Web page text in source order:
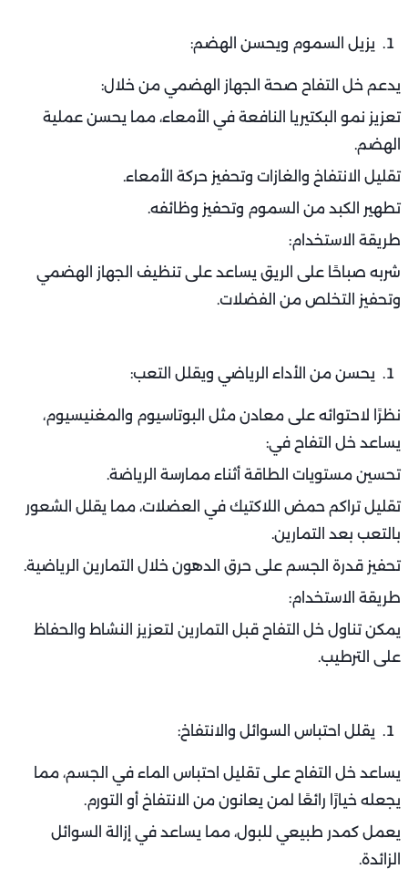
يزيل السموم ويحسن الهضم:
يدعم خل التفاح صحة الجهاز الهضمي من خلال:
تعزيز نمو البكتيريا النافعة في الأمعاء، مما يحسن عملية
الهضم.
تقليل الانتفاخ والغازات وتحفيز حركة الأمعاء.
تطهير الكبد من السموم وتحفيز وظائفه.
طريقة الاستخدام:
شربه صباحًا على الريق يساعد على تنظيف الجهاز الهضمي
وتحفيز التخلص من الفضلات.
يحسن من الأداء الرياضي ويقلل التعب:
نظرًا لاحتوائه على معادن مثل البوتاسيوم والمغنيسيوم،
يساعد خل التفاح في:
تحسين مستويات الطاقة أثناء ممارسة الرياضة.
تقليل تراكم حمض اللاكتيك في العضلات، مما يقلل الشعور
بالتعب بعد التمارين.
تحفيز قدرة الجسم على حرق الدهون خلال التمارين الرياضية.
طريقة الاستخدام:
يمكن تناول خل التفاح قبل التمارين لتعزيز النشاط والحفاظ
على الترطيب.
يقلل احتباس السوائل والانتفاخ:
يساعد خل التفاح على تقليل احتباس الماء في الجسم، مما
يجعله خيارًا رائعًا لمن يعانون من الانتفاخ أو التورم.
يعمل كمدر طبيعي للبول، مما يساعد في إزالة السوائل
الزائدة.